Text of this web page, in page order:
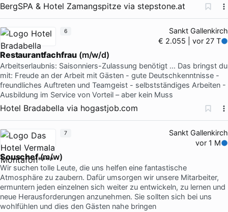
BergSPA & Hotel Zamangspitze via stepstone.at
Sankt Gallenkirch
€ 2.055 | vor 27 T
Restaurantfachfrau (m/w/d)
Arbeitserlaubnis: Saisonniers-Zulassung benötigt … Das bringst du
mit: Freude an der Arbeit mit Gästen - gute Deutschkenntnisse -
freundliches Auftreten und Teamgeist - selbstständiges Arbeiten -
Ausbildung im Service von Vorteil – aber kein Muss
Hotel Bradabella via hogastjob.com
6
Sankt Gallenkirch
vor 1 M
Souschef(m/w)
Wir suchen tolle Leute, die uns helfen eine fantastische
Atmosphäre zu zaubern. Dafür umsorgen wir unsere Mitarbeiter,
ermuntern jeden einzelnen sich weiter zu entwickeln, zu lernen und
neue Herausforderungen anzunehmen. Sie sollten sich bei uns
wohlfühlen und dies den Gästen nahe bringen
7